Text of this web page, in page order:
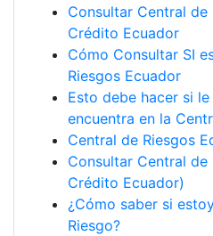
Consultar Central de
Crédito Ecuador
Cómo Consultar SI
Riesgos Ecuador
Esto debe hacer si
encuentra en la
Central de Riesgos
Consultar Central de
Crédito Ecuador)
¿Cómo saber si
Riesgo?